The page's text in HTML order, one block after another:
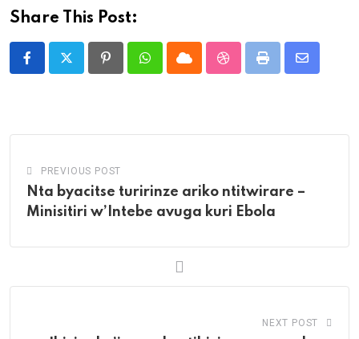
Share This Post:
PinterestWhatsappCloud StumbleUpon
Print
Share
PREVIOUS POST
Nta byacitse turirinze ariko ntitwirare –
Minisitiri w’Intebe avuga kuri Ebola
NEXT POST